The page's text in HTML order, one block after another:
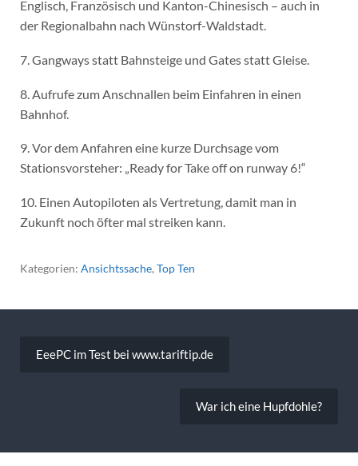
Englisch, Französisch und Kanton-Chinesisch – auch in
der Regionalbahn nach Wünstorf-Waldstadt.
7. Gangways statt Bahnsteige und Gates statt Gleise.
8. Aufrufe zum Anschnallen beim Einfahren in einen
Bahnhof.
9. Vor dem Anfahren eine kurze Durchsage vom
Stationsvorsteher: „Ready for Take off on runway 6!“
10. Einen Autopiloten als Vertretung, damit man in
Zukunft noch öfter mal streiken kann.
Kategorien: Ansichtssache, Top Ten
EeePC im Test bei www.tariftip.de
War ich eine Hupfdohle?